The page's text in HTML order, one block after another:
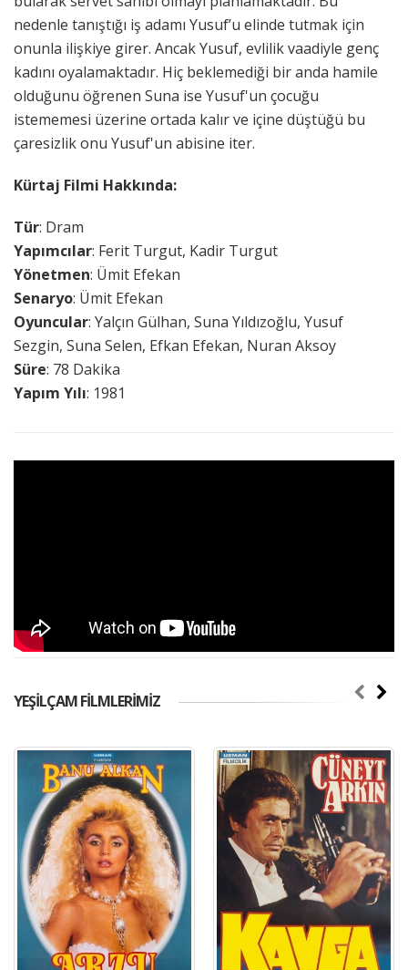
nedenle tanıştığı iş adamı Yusuf’u elinde tutmak için
onunla ilişkiye girer. Ancak Yusuf, evlilik vaadiyle genç
kadını oyalamaktadır. Hiç beklemediği bir anda hamile
olduğunu öğrenen Suna ise Yusuf'un çocuğu
istememesi üzerine ortada kalır ve içine düştüğü bu
çaresizlik onu Yusuf'un abisine iter.
Kürtaj Filmi Hakkında:
Tür: Dram
Yapımcılar: Ferit Turgut, Kadir Turgut
Yönetmen: Ümit Efekan
Senaryo: Ümit Efekan
Oyuncular: Yalçın Gülhan, Suna Yıldızoğlu, Yusuf
Sezgin, Suna Selen, Efkan Efekan, Nuran Aksoy
Süre: 78 Dakika
Yapım Yılı: 1981
YEŞİLÇAM FİLMLERİMİZ